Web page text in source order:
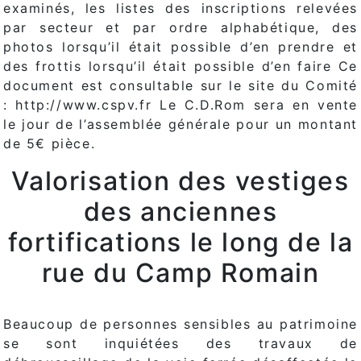
examinés, les listes des inscriptions relevées
par secteur et par ordre alphabétique, des
photos lorsqu’il était possible d’en prendre et
des frottis lorsqu’il était possible d’en faire Ce
document est consultable sur le site du Comité
: http://www.cspv.fr Le C.D.Rom sera en vente
le jour de l’assemblée générale pour un montant
de 5€ pièce.
Valorisation des vestiges
des anciennes
fortifications le long de la
rue du Camp Romain
Beaucoup de personnes sensibles au patrimoine
se sont inquiétées des travaux de